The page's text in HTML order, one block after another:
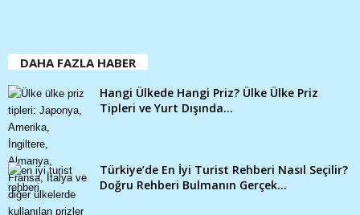
DAHA FAZLA HABER
Hangi Ülkede Hangi Priz? Ülke Ülke Priz
Tipleri ve Yurt Dışında...
Türkiye’de En İyi Turist Rehberi Nasıl Seçilir?
Doğru Rehberi Bulmanın Gerçek...